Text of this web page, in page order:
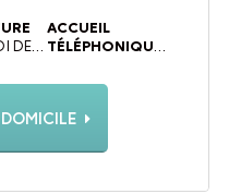
DE
ACCUEIL
TÉLÉPHONIQUE
VENDREDI DE
DE 13H30 À 18H00